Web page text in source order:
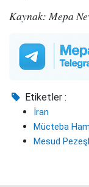
Kaynak: Mepa
Etiketler :
İran
Mücteba
Mesud